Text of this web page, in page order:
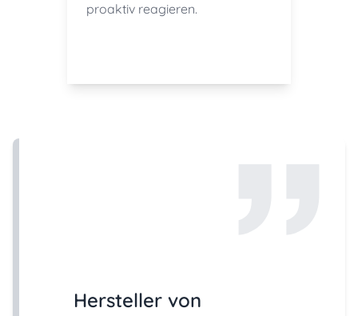
proaktiv reagieren.
Hersteller von